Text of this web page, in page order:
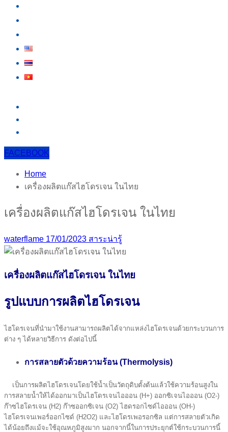
FACEBOOK
Home
เครื่องผลิตแก๊สไฮโดรเจน ในไทย
เครื่องผลิตแก๊สไฮโดรเจน ในไทย
waterflame 17/01/2023 สาระน่ารู้
เครื่องผลิตแก๊สไฮโดรเจน ในไทย
รูปแบบการผลิตไฮโดรเจน
ไฮโดรเจนที่นำมาใช้งานสามารถผลิตได้จากแหล่งไฮโดรเจนด้วยกระบวนการ
ต่าง ๆ ได้หลายวิธีการ ดังต่อไปนี้
การสลายตัวด้วยความร้อน (Thermolysis)
เป็นการผลิตไฮโดรเจนโดยใช้น้ำเป็นวัตถุดิบตั้งต้นแล้วใช้ความร้อนสูงใน
การสลายน้ำให้ได้ออกมาเป็นไฮโดรเจนไอออน (H+) ออกซิเจนไอออน (O2-)
ก๊าซไฮโดรเจน (H2) ก๊าซออกซิเจน (O2) ไฮดรอกไซด์ไอออน (OH-)
ไฮโดรเจนเพอร์ออกไซด์ (H2O2) และไฮโดรเพอรอกซิล แต่การสลายตัวเกิด
ได้น้อยถึงแม้จะใช้อุณหภูมิสูงมาก นอกจากนี้ในการประยุกต์ใช้กระบวนการนี้